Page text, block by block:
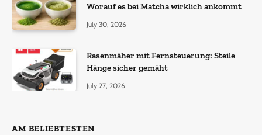
Worauf es bei Matcha wirklich ankommt
July 30, 2026
Rasenmäher mit Fernsteuerung: Steile
Hänge sicher gemäht
July 27, 2026
AM BELIEBTESTEN